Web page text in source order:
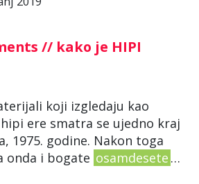
// kako je HIPI
koji izgledaju kao
ere smatra se ujedno kraj
1975. godine. Nakon toga
onda i bogate osamdesete …